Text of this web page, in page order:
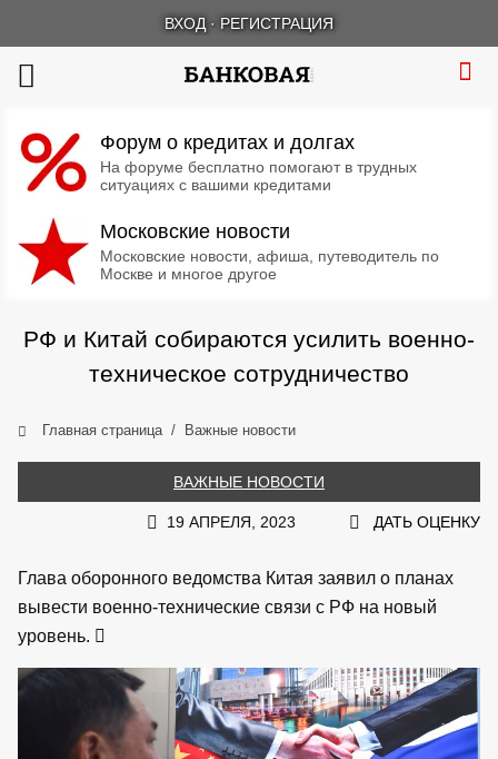
ВХОД · РЕГИСТРАЦИЯ
Форум о кредитах и долгах
На форуме бесплатно помогают в трудных
ситуациях с вашими кредитами
Московские новости
Московские новости, афиша, путеводитель по
Москве и многое другое
РФ и Китай собираются усилить военно-
техническое сотрудничество
Главная страница Важные новости
ВАЖНЫЕ НОВОСТИ
19 АПРЕЛЯ, 2023 ДАТЬ ОЦЕНКУ
Глава оборонного ведомства Китая заявил о планах
вывести военно-технические связи с РФ на новый
уровень.